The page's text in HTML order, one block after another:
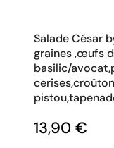
Salade César
graines ,œufs
basilic/
13,90 €